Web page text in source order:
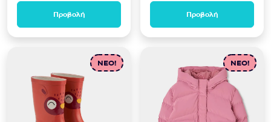
Προβολή Προβολή
NEO! NEO!